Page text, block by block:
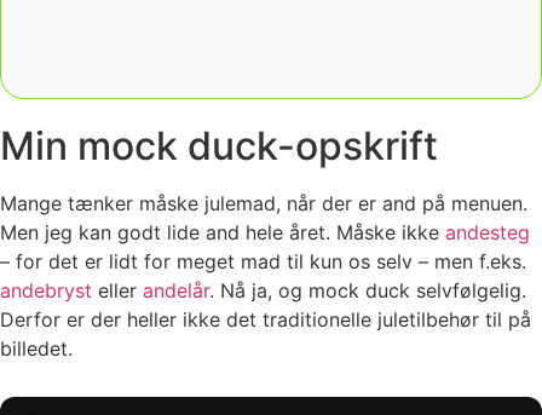
Min mock duck-opskrift
Mange tænker måske julemad, når der er and på menuen.
Men jeg kan godt lide and hele året. Måske ikke andesteg
– for det er lidt for meget mad til kun os selv – men f.eks.
andebryst eller andelår. Nå ja, og mock duck selvfølgelig.
Derfor er der heller ikke det traditionelle juletilbehør til på
billedet.